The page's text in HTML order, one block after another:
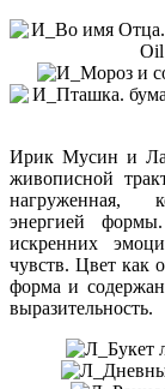
Ирик Мусин и
живописной
нагруженная,
энергией
искренних
чувств. Цвет как
форма и
выразительность.